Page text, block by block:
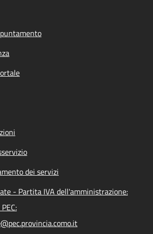
dei servizi
- Partita IVA dell'amministrazione: